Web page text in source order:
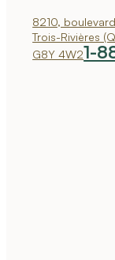
8210,
Trois-Rivières
G8Y 4W21-